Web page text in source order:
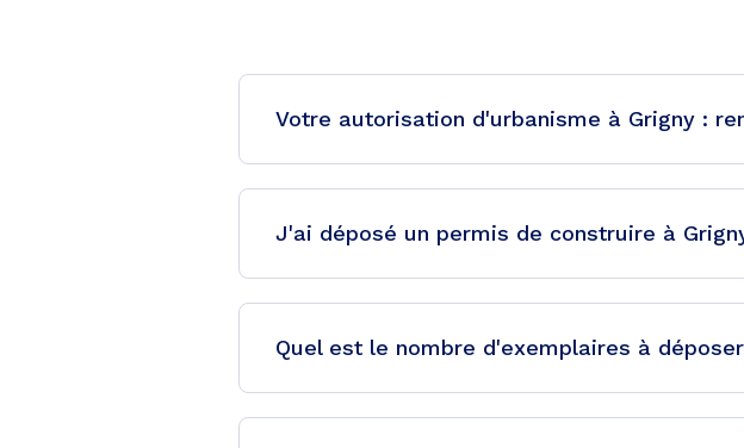
Votre autorisation d'urbanisme à Grigny :
J'ai déposé un permis de construire à
Quel est le nombre d'exemplaires à